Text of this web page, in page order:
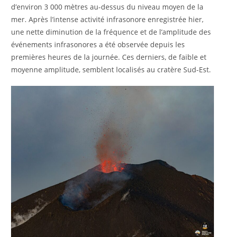
d’environ 3 000 mètres au-dessus du niveau moyen de la
mer. Après l’intense activité infrasonore enregistrée hier,
une nette diminution de la fréquence et de l’amplitude des
événements infrasonores a été observée depuis les
premières heures de la journée. Ces derniers, de faible et
moyenne amplitude, semblent localisés au cratère Sud-Est.